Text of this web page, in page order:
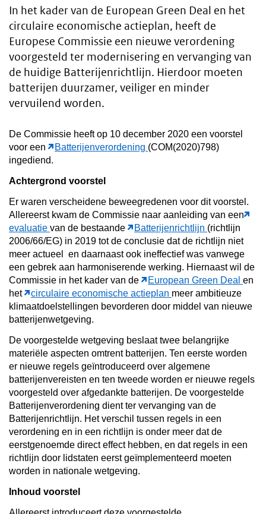
In het kader van de European Green Deal en het
circulaire economische actieplan, heeft de
Europese Commissie een nieuwe verordening
voorgesteld ter modernisering en vervanging van
de huidige Batterijenrichtlijn. Hierdoor moeten
batterijen duurzamer, veiliger en minder
vervuilend worden.
De Commissie heeft op 10 december 2020 een voorstel
voor een
Batterijenverordening (COM(2020)798)
ingediend.
Achtergrond voorstel
Er waren verscheidene beweegredenen voor dit voorstel.
Allereerst kwam de Commissie naar aanleiding van een
evaluatie van de bestaande Batterijenrichtlijn (richtlijn
2006/66/EG) in 2019 tot de conclusie dat de richtlijn niet
meer actueel en daarnaast ook ineffectief was vanwege
een gebrek aan harmoniserende werking. Hiernaast wil de
Commissie in het kader van de
European Green Deal en
het
circulaire economische actieplan meer ambitieuze
klimaatdoelstellingen bevorderen door middel van nieuwe
batterijenwetgeving.
De voorgestelde wetgeving beslaat twee belangrijke
materiële aspecten omtrent batterijen. Ten eerste worden
er nieuwe regels geïntroduceerd over algemene
batterijenvereisten en ten tweede worden er nieuwe regels
voorgesteld over afgedankte batterijen. De voorgestelde
Batterijenverordening dient ter vervanging van de
Batterijenrichtlijn. Het verschil tussen regels in een
verordening en in een richtlijn is onder meer dat de
eerstgenoemde direct effect hebben, en dat regels in een
richtlijn door lidstaten eerst geïmplementeerd moeten
worden in nationale wetgeving.
Inhoud voorstel